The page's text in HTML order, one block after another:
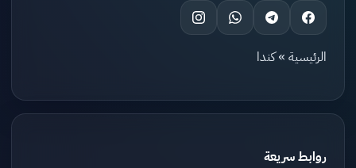
الرئيسية »كندا
روابط سريعة